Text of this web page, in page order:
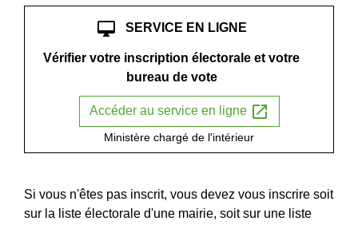
desktop_mac SERVICE EN LIGNE
Vérifier votre inscription électorale et votre
bureau de vote
Accéder au service en ligne open_in_new
Ministère chargé de l'intérieur
Si vous n'êtes pas inscrit, vous devez vous inscrire soit
sur la liste électorale d'une mairie, soit sur une liste